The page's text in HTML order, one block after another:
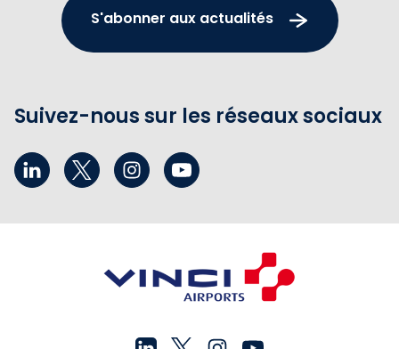
S'abonner aux actualités
Suivez-nous sur les réseaux sociaux